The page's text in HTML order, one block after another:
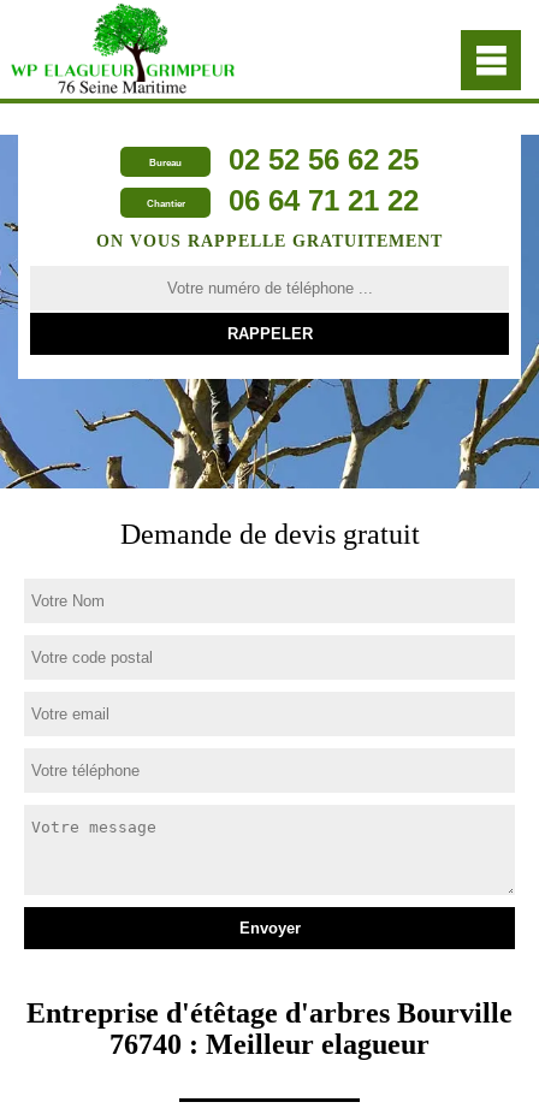
Bureau 02 52 56 62 25
Chantier 06 64 71 21 22
ON VOUS RAPPELLE GRATUITEMENT
Demande de devis gratuit
Entreprise d'étêtage d'arbres Bourville
76740 : Meilleur elagueur